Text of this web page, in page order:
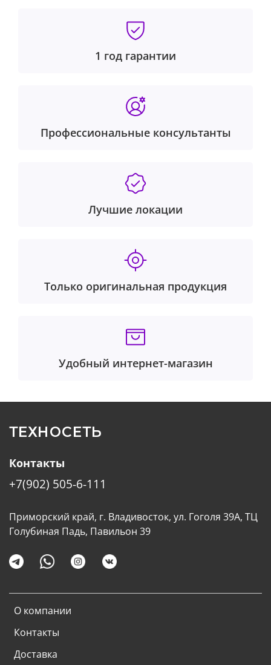
1 год гарантии
Профессиональные консультанты
Лучшие локации
Только оригинальная продукция
Удобный интернет-магазин
ТЕХНОСЕТЬ
О компании
Контакты
Доставка
Контакты
+7(902) 505-6-111
Приморский край, г. Владивосток, ул. Гоголя 39А, ТЦ
Голубиная Падь, Павильон 39